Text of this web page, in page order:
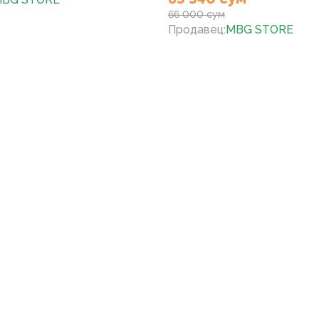
66 000 сум
Продавец:MBG STORE